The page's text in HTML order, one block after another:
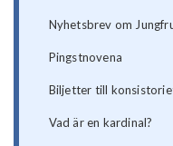
Nyhetsbrev om
Pingstnovena
Biljetter till
Vad är en kardinal?